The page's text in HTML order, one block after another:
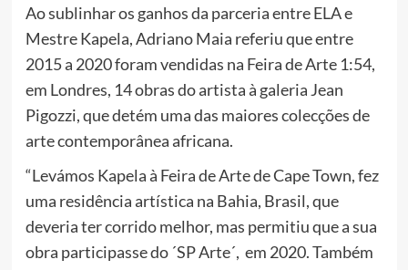
Ao sublinhar os ganhos da parceria entre ELA e
Mestre Kapela, Adriano Maia referiu que entre
2015 a 2020 foram vendidas na Feira de Arte 1:54,
em Londres, 14 obras do artista à galeria Jean
Pigozzi, que detém uma das maiores colecções de
arte contemporânea africana.
“Levámos Kapela à Feira de Arte de Cape Town, fez
uma residência artística na Bahia, Brasil, que
deveria ter corrido melhor, mas permitiu que a sua
obra participasse do ´SP Arte´, em 2020. Também